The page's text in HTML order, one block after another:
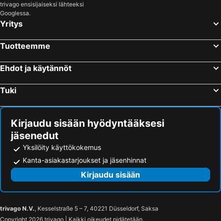
Valle de Abdalajís, bed and breakfasts
trivago ensisijaiseksi lähteeksi
Googlessa.
Yritys
Tuotteemme
Ehdot ja käytännöt
Tuki
Kirjaudu sisään hyödyntääksesi
jäsenedut
Yksilöity käyttökokemus
Kanta-asiakastarjoukset ja jäsenhinnat
Kirjaudu sisään
trivago N.V., Kesselstraße 5 – 7, 40221 Düsseldorf, Saksa
Copyright 2026 trivago | Kaikki oikeudet pidätetään.